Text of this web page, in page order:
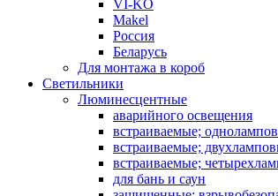
VI-KO
Makel
Россия
Беларусь
Для монтажа в короб
Светильники
Люминесцентные
аварийного освещения
встраиваемые;
встраиваемые;
встраиваемые;
для бань и саун